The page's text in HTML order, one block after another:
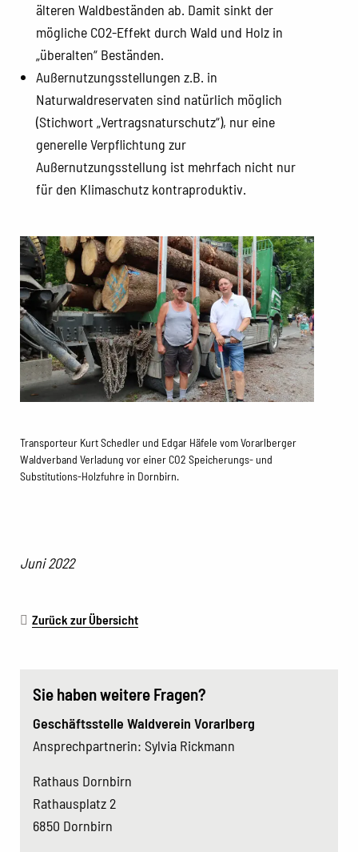
älteren Waldbeständen ab. Damit sinkt der
mögliche CO2-Effekt durch Wald und Holz in
„überalten“ Beständen.
Außernutzungsstellungen z.B. in
Naturwaldreservaten sind natürlich möglich
(Stichwort „Vertragsnaturschutz“), nur eine
generelle Verpflichtung zur
Außernutzungsstellung ist mehrfach nicht nur
für den Klimaschutz kontraproduktiv.
Transporteur Kurt Schedler und Edgar Häfele vom Vorarlberger
Waldverband Verladung vor einer CO2 Speicherungs- und
Substitutions-Holzfuhre in Dornbirn.
Juni 2022
Zurück zur Übersicht
Sie haben weitere Fragen?
Geschäftsstelle Waldverein Vorarlberg
Ansprechpartnerin: Sylvia Rickmann
Rathaus Dornbirn
Rathausplatz 2
6850 Dornbirn